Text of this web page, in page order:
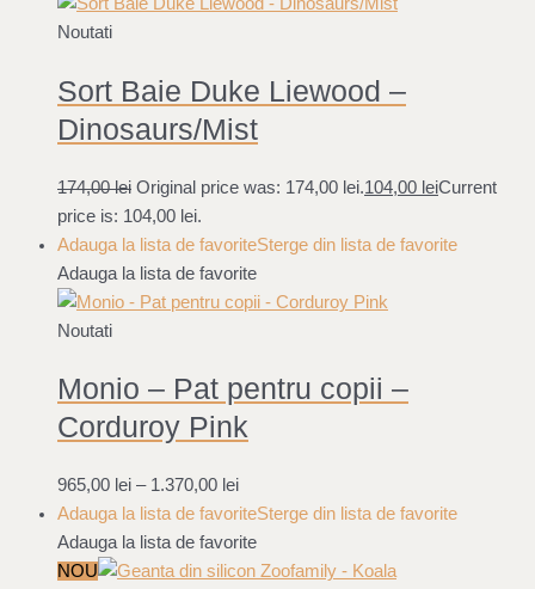
Noutati
Sort Baie Duke Liewood –
Dinosaurs/Mist
174,00lei Original price was: 174,00 lei.104,00 leiCurrent
price is: 104,00 lei.
Adauga la lista de favoriteSterge din lista de favorite
Adauga la lista de favorite
Noutati
Monio – Pat pentru copii –
Corduroy Pink
965,00 lei – 1.370,00 lei
Adauga la lista de favoriteSterge din lista de favorite
Adauga la lista de favorite
NOU